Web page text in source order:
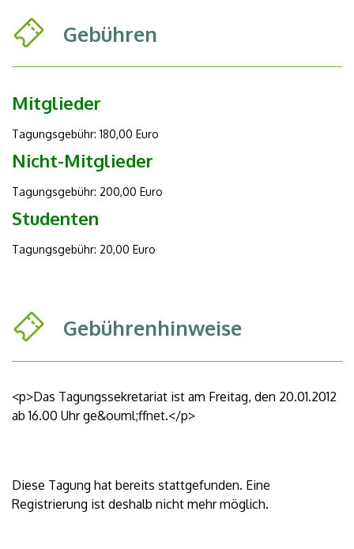
Gebühren
Mitglieder
Tagungsgebühr: 180,00 Euro
Nicht-Mitglieder
Tagungsgebühr: 200,00 Euro
Studenten
Tagungsgebühr: 20,00 Euro
Gebührenhinweise
<p>Das Tagungssekretariat ist am Freitag, den 20.01.2012
ab 16.00 Uhr ge&ouml;ffnet.</p>
Diese Tagung hat bereits stattgefunden. Eine
Registrierung ist deshalb nicht mehr möglich.